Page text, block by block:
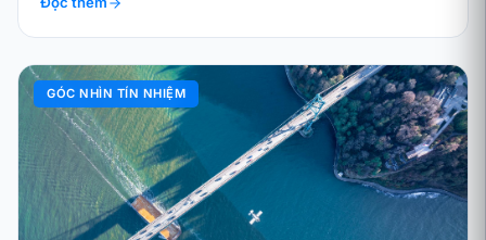
GÓC NHÌN TÍN NHIỆM